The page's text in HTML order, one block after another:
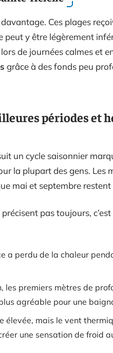
Ces plages
y être légèrement
de journées calmes et
grâce à des fonds peu
périodes et
un cycle saisonnier
la plupart des gens. Les
mai et septembre
pas toujours,
a perdu de la chaleur
les premiers mètres de
agréable pour une
élevée, mais le vent
une sensation de froid